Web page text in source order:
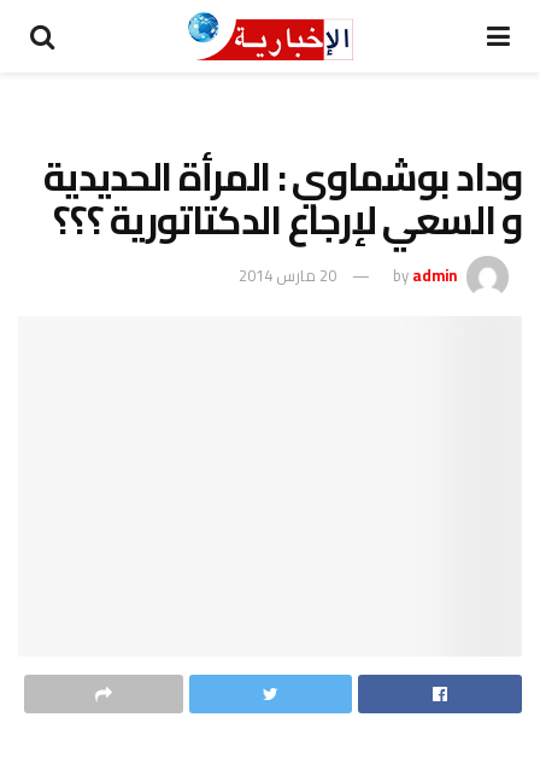
وداد بوشماوي : المرأة الحديدية
و السعي لإرجاع الدكتاتورية ؟؟؟
byadmin 20 مارس 2014